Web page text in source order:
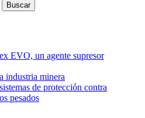
Buscar
EVO, un agente supresor
industria minera
de protección contra
pesados